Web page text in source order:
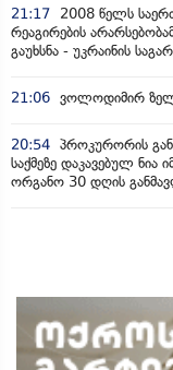
21:17
2008 წელს
რეაგირების
გაუხსნა - უკრაინის
21:06 ვოლოდიმირ
20:54 პროკურორის
საქმეზე დაკავებულ ნია
ორგანო 30 დღის